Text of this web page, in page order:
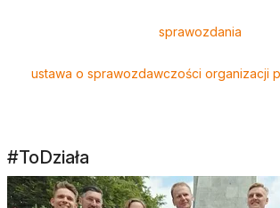
sprawozdania
ustawa o sprawozdawczości organizacji
#ToDziała